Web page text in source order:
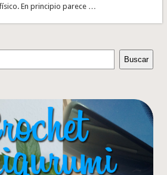
En principio parece …
Buscar